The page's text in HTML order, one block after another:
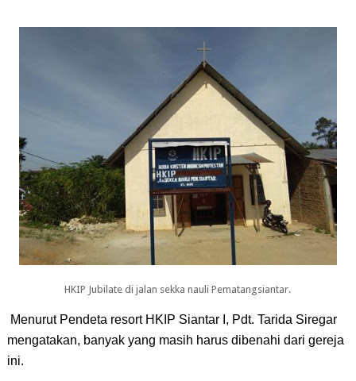
HKIP Jubilate di jalan sekka nauli Pematangsiantar.
Menurut Pendeta resort HKIP Siantar I, Pdt. Tarida Siregar
mengatakan, banyak yang masih harus dibenahi dari gereja
ini.